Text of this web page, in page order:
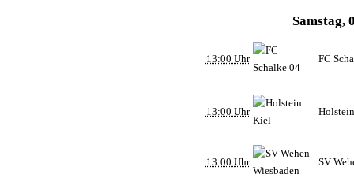
Samstag,
13:00 Uhr FC
13:00 Uhr
13:00 Uhr SV